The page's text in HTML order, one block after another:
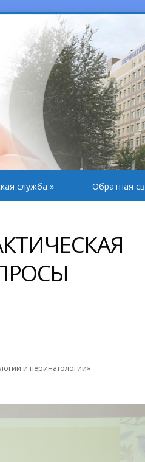
служба » Обратная
и перинатологии»